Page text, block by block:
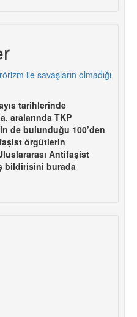
ile savaşların olmadığı
tarihlerinde
aralarında TKP
de bulunduğu 100’den
örgütlerin
Antifaşist
bildirisini burada